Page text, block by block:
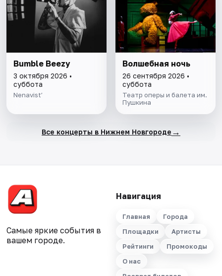
Bumble Beezy
3 октября 2026 •
суббота
Nenavist’
Волшебная ночь
26 сентября 2026 •
суббота
Театр оперы и балета им.
Пушкина
Все концерты в Нижнем Новгороде →
Самые яркие события в
вашем городе.
Навигация
Главная
Города
Площадки
Артисты
Рейтинги
Промокоды
О нас